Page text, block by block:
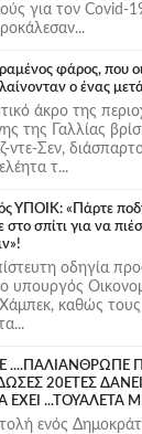
για τον Covid-
φάρος, που
ο ένας
άκρο της
της Γαλλίας
ντε-Σεν,
τ...
ΥΠΟΙΚ: «Πάρτε
στο σπίτι για να
οδηγία
υπουργός
Χάμπεκ, καθώς
ΡΕ
20ΕΤΕΣ
ΕΧΕΙ ...ΤΟΥΑΛΕΤΑ
ενός